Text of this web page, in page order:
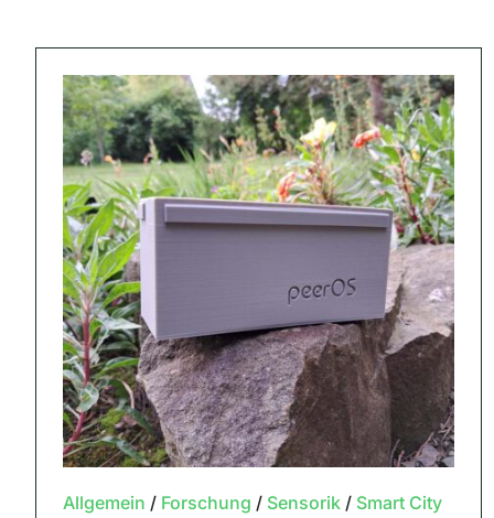
Allgemein / Forschung / Sensorik/ Smart City